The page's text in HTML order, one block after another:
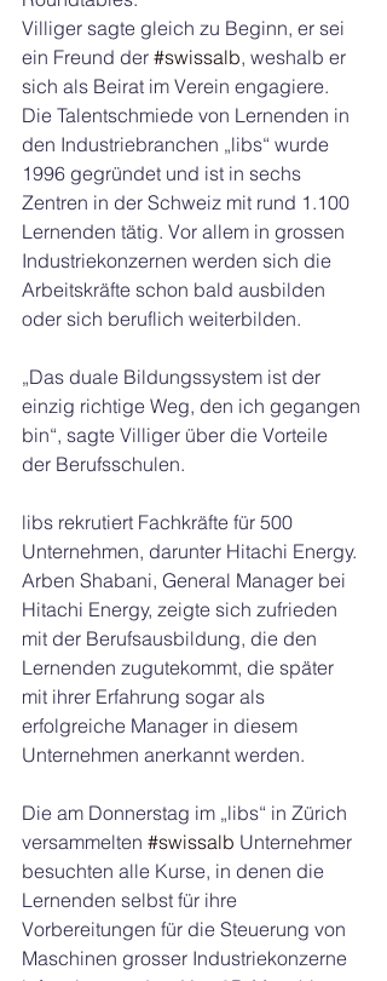
Villiger sagte gleich zu Beginn, er sei
ein Freund der #swissalb, weshalb er
sich als Beirat im Verein engagiere.
Die Talentschmiede von Lernenden in
den Industriebranchen „libs“ wurde
1996 gegründet und ist in sechs
Zentren in der Schweiz mit rund 1.100
Lernenden tätig. Vor allem in grossen
Industriekonzernen werden sich die
Arbeitskräfte schon bald ausbilden
oder sich beruflich weiterbilden.
„Das duale Bildungssystem ist der
einzig richtige Weg, den ich gegangen
bin“, sagte Villiger über die Vorteile
der Berufsschulen.
libs rekrutiert Fachkräfte für 500
Unternehmen, darunter Hitachi Energy.
Arben Shabani, General Manager bei
Hitachi Energy, zeigte sich zufrieden
mit der Berufsausbildung, die den
Lernenden zugutekommt, die später
mit ihrer Erfahrung sogar als
erfolgreiche Manager in diesem
Unternehmen anerkannt werden.
Die am Donnerstag im „libs“ in Zürich
versammelten #swissalb Unternehmer
besuchten alle Kurse, in denen die
Lernenden selbst für ihre
Vorbereitungen für die Steuerung von
Maschinen grosser Industriekonzerne